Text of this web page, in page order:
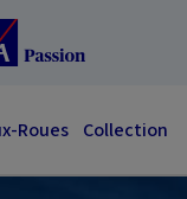
Roues Collection